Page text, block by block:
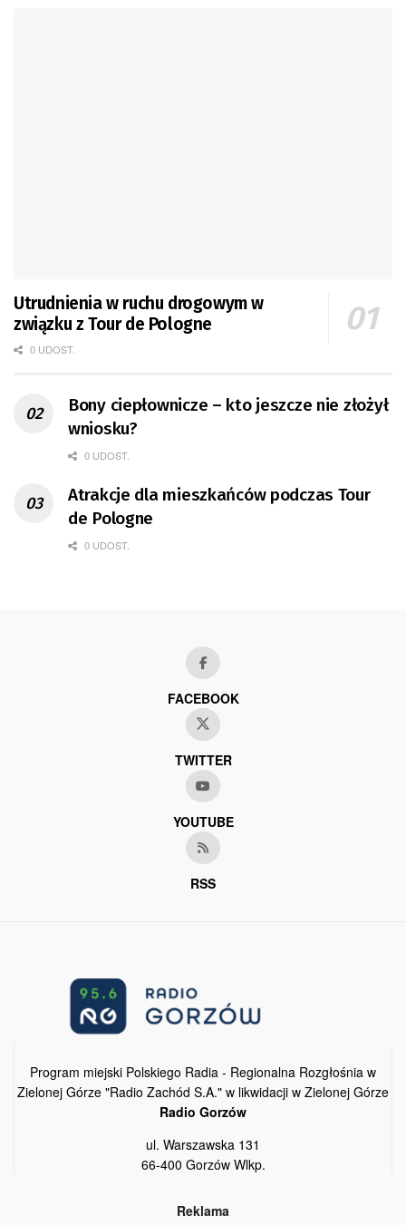
Utrudnienia w ruchu drogowym w
związku z Tour de Pologne
0 UDOST.
Bony ciepłownicze – kto jeszcze nie złożył
wniosku?
0 UDOST.
Atrakcje dla mieszkańców podczas Tour
de Pologne
0 UDOST.
FACEBOOK
TWITTER
YOUTUBE
RSS
Program miejski Polskiego Radia - Regionalna Rozgłośnia w
Zielonej Górze "Radio Zachód S.A." w likwidacji w Zielonej Górze
Radio Gorzów
ul. Warszawska 131
66-400 Gorzów Wlkp.
Reklama